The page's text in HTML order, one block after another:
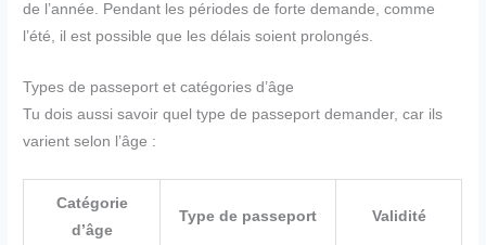
de l’année. Pendant les périodes de forte demande, comme
l’été, il est possible que les délais soient prolongés.
Types de passeport et catégories d’âge
Tu dois aussi savoir quel type de passeport demander, car ils
varient selon l’âge :
Catégorie
d’âge
Type de passeport Validité